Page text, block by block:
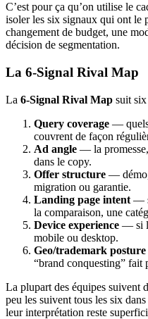
C’est pour ça qu’on utilise le
isoler les six signaux qui ont le
changement de budget, une
décision de segmentation.
La 6-Signal Rival Map
La 6-Signal Rival Map suit
Query coverage — quels
couvrent de façon
Ad angle — la
dans le copy.
Offer structure — démo,
migration ou garantie.
Landing page intent —
la comparaison, une
Device experience — si
mobile ou desktop.
Geo/trademark posture
“brand conquesting” fait
La plupart des équipes suivent
peu les suivent tous les six
leur interprétation reste